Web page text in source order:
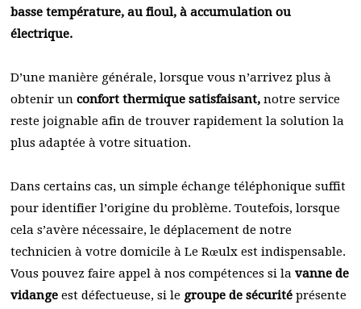
basse température, au fioul, à accumulation ou
électrique.
D’une manière générale, lorsque vous n’arrivez plus à
obtenir un confort thermique satisfaisant, notre service
reste joignable afin de trouver rapidement la solution la
plus adaptée à votre situation.
Dans certains cas, un simple échange téléphonique suffit
pour identifier l’origine du problème. Toutefois, lorsque
cela s’avère nécessaire, le déplacement de notre
technicien à votre domicile à Le Rœulx est indispensable.
Vous pouvez faire appel à nos compétences si la vanne de
vidange est défectueuse, si le groupe de sécurité présente